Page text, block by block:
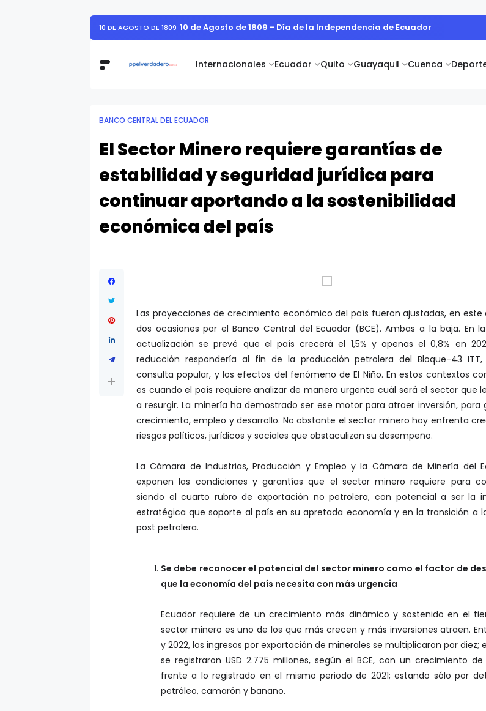
Internacionales Ecuador Quito Guayaquil Cuenca
10 DE AGOSTO DE 1809 10 de Agosto de 1809 - Día de la Independencia de Ecuador
BANCO CENTRAL DEL ECUADOR
El Sector Minero requiere garantías de
estabilidad y seguridad jurídica para
continuar aportando a la sostenibilidad
económica del país
Las proyecciones de crecimiento económico del país fueron ajustadas, en este
dos ocasiones por el Banco Central del Ecuador (BCE). Ambas a la baja. En
actualización se prevé que el país crecerá el 1,5% y apenas el 0,8% en
reducción respondería al fin de la producción petrolera del Bloque-43
consulta popular, y los efectos del fenómeno de El Niño. En estos contextos
es cuando el país requiere analizar de manera urgente cuál será el sector que
a resurgir. La minería ha demostrado ser ese motor para atraer inversión, para
crecimiento, empleo y desarrollo. No obstante el sector minero hoy enfrenta
riesgos políticos, jurídicos y sociales que obstaculizan su desempeño.
La Cámara de Industrias, Producción y Empleo y la Cámara de Minería del
exponen las condiciones y garantías que el sector minero requiere para
siendo el cuarto rubro de exportación no petrolera, con potencial a ser la
estratégica que soporte al país en su apretada economía y en la transición a
post petrolera.
Se debe reconocer el potencial del sector minero como el factor de
que la economía del país necesita con más urgencia
Ecuador requiere de un crecimiento más dinámico y sostenido en el
sector minero es uno de los que más crecen y más inversiones atraen.
y 2022, los ingresos por exportación de minerales se multiplicaron por diez;
se registraron USD 2.775 millones, según el BCE, con un crecimiento de
frente a lo registrado en el mismo periodo de 2021; estando sólo por
petróleo, camarón y banano.